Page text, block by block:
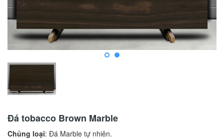
Đá tobacco Brown Marble
Chủng loại: Đá Marble tự nhiên.